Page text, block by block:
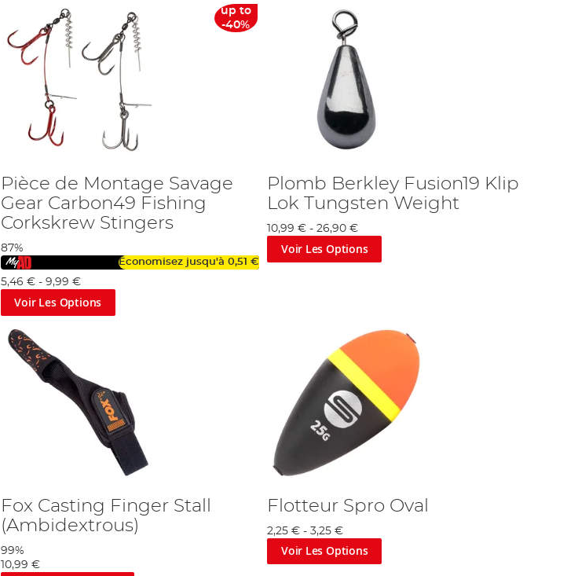
up to
-40%
Pièce de Montage Savage
Gear Carbon49 Fishing
Corkskrew Stingers
87%
Économisez jusqu'à0,51 €
5,46 €- 9,99 €
Voir Les Options
Plomb Berkley Fusion19 Klip
Lok Tungsten Weight
10,99 € -26,90 €
Voir Les Options
Fox Casting Finger Stall
(Ambidextrous)
99%
10,99 €
Flotteur Spro Oval
2,25 € -3,25 €
Voir Les Options